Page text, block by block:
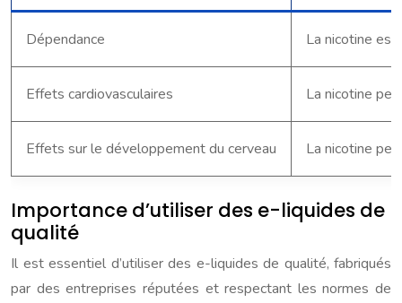
Dépendance La nicotine est
Effets cardiovasculaires La nicotine
Effets sur le développement du cerveau La nicotine
Importance d’utiliser des e-liquides de
qualité
Il est essentiel d’utiliser des e-liquides de qualité, fabriqués
par des entreprises réputées et respectant les normes de